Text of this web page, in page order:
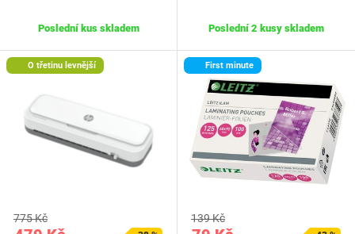
Poslední kus skladem Poslední 2 kusy skladem
O třetinu levnější
775 Kč
First minute
139 Kč